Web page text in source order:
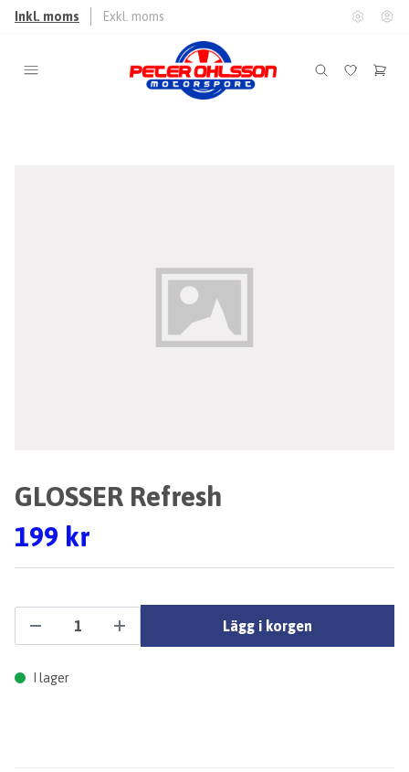
Inkl. moms Exkl. moms
GLOSSER Refresh
199 kr
Lägg i korgen
I lager